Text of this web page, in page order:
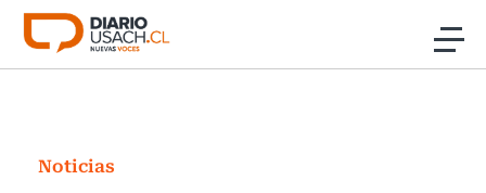
Click acá para ir directamente al contenido
Investigación
Noticias